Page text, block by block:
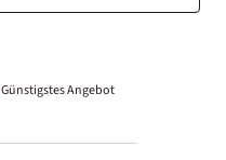
Günstigstes Angebot